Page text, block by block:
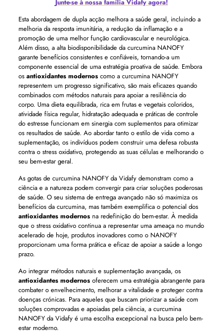
Junte-se à nossa família Vidafy agora!
Esta abordagem de dupla acção melhora a saúde geral, incluindo a
melhoria da resposta imunitária, a redução da inflamação e a
promoção de uma melhor função cardiovascular e neurológica.
Além disso, a alta biodisponibilidade da curcumina NANOFY
garante benefícios consistentes e confiáveis, tornando-a um
componente essencial de uma estratégia proativa de saúde. Embora
os antioxidantes modernoscomo a curcumina NANOFY
representem um progresso significativo, são mais eficazes quando
combinados com métodos naturais para apoiar a resiliência do
corpo. Uma dieta equilibrada, rica em frutas e vegetais coloridos,
atividade física regular, hidratação adequada e práticas de controle
do estresse funcionam em sinergia com suplementos para otimizar
os resultados de saúde. Ao abordar tanto o estilo de vida como a
suplementação, os indivíduos podem construir uma defesa robusta
contra o stress oxidativo, protegendo as suas células e melhorando o
seu bem-estar geral.
As gotas de curcumina NANOFY da Vidafy demonstram como a
ciência e a natureza podem convergir para criar soluções poderosas
de saúde. O seu sistema de entrega avançado não só maximiza os
benefícios da curcumina, mas também exemplifica o potencial dos
antioxidantes modernosna redefinição do bem-estar. À medida
que o stress oxidativo continua a representar uma ameaça no mundo
acelerado de hoje, produtos inovadores como o NANOFY
proporcionam uma forma prática e eficaz de apoiar a saúde a longo
prazo.
Ao integrar métodos naturais e suplementação avançada, os
antioxidantes modernosoferecem uma estratégia abrangente para
combater o envelhecimento, melhorar a vitalidade e proteger contra
doenças crónicas. Para aqueles que buscam priorizar a saúde com
soluções comprovadas e apoiadas pela ciência, a curcumina
NANOFY da Vidafy é uma escolha excepcional na busca pelo bem-
estar moderno.